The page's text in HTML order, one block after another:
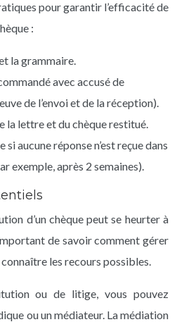
pour garantir l’efficacité de
:
la grammaire.
avec accusé de
de l’envoi et de la réception).
la lettre et du chèque restitué.
aucune réponse n’est reçue dans
exemple, après 2 semaines).
d’un chèque peut se heurter à
de savoir comment gérer
les recours possibles.
ou de litige, vous pouvez
ou un médiateur. La médiation